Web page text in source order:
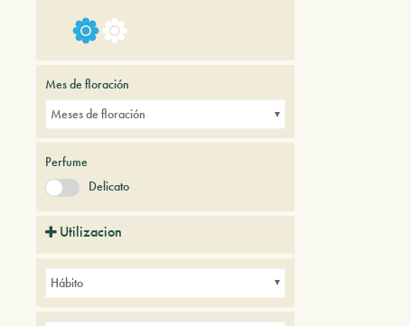
Mes de floración
Meses de floración
Perfume
Delicato
Utilizacion
Hábito